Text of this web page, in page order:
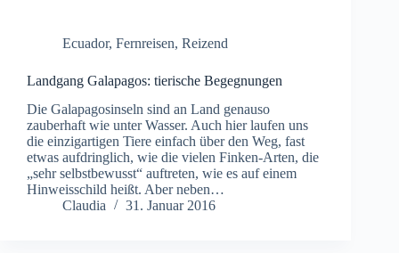
Ecuador, Fernreisen, Reizend
Landgang Galapagos: tierische Begegnungen
Die Galapagosinseln sind an Land genauso
zauberhaft wie unter Wasser. Auch hier laufen uns
die einzigartigen Tiere einfach über den Weg, fast
etwas aufdringlich, wie die vielen Finken-Arten, die
„sehr selbstbewusst“ auftreten, wie es auf einem
Hinweisschild heißt. Aber neben…
Claudia
31. Januar 2016